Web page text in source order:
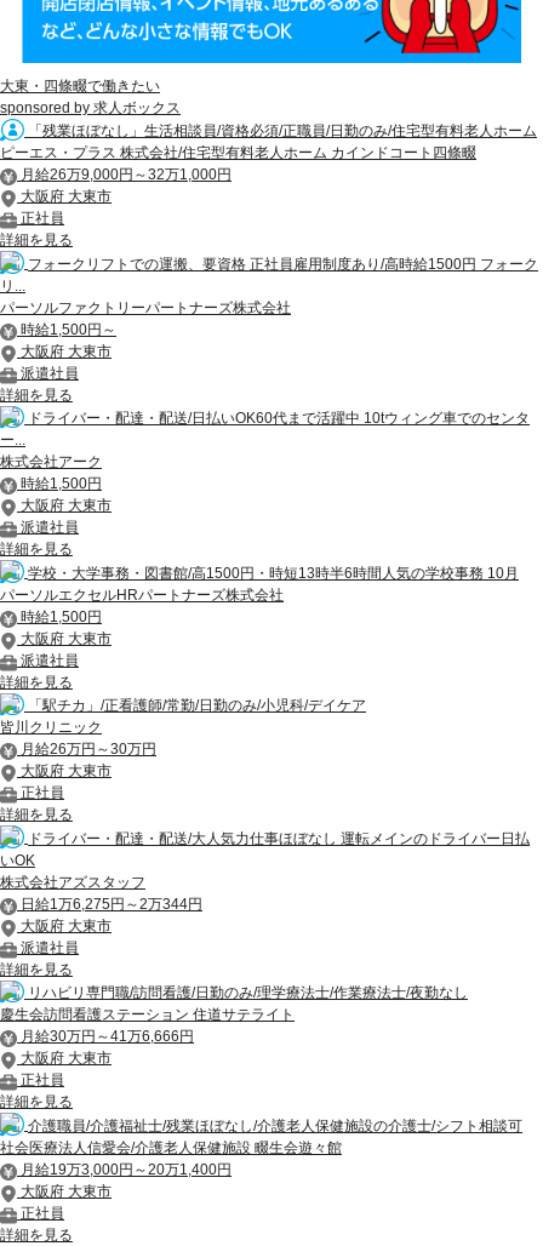
大東・四條畷で働きたい
sponsored by 求人ボックス
「残業ほぼなし」生活相談員/資格必須/正職員/日勤のみ/住宅型有料老人ホーム
ピーエス・プラス 株式会社/住宅型有料老人ホーム カインドコート四條畷
月給26万9,000円～32万1,000円
大阪府 大東市
正社員
詳細を見る
フォークリフトでの運搬、要資格 正社員雇用制度あり/高時給1500円 フォーク
リ...
パーソルファクトリーパートナーズ株式会社
時給1,500円～
大阪府 大東市
派遣社員
詳細を見る
ドライバー・配達・配送/日払いOK60代まで活躍中 10tウィング車でのセンタ
ー...
株式会社アーク
時給1,500円
大阪府 大東市
派遣社員
詳細を見る
学校・大学事務・図書館/高1500円・時短13時半6時間人気の学校事務 10月
パーソルエクセルHRパートナーズ株式会社
時給1,500円
大阪府 大東市
派遣社員
詳細を見る
「駅チカ」/正看護師/常勤/日勤のみ/小児科/デイケア
皆川クリニック
月給26万円～30万円
大阪府 大東市
正社員
詳細を見る
ドライバー・配達・配送/大人気力仕事ほぼなし 運転メインのドライバー日払
いOK
株式会社アズスタッフ
日給1万6,275円～2万344円
大阪府 大東市
派遣社員
詳細を見る
リハビリ専門職/訪問看護/日勤のみ/理学療法士/作業療法士/夜勤なし
慶生会訪問看護ステーション 住道サテライト
月給30万円～41万6,666円
大阪府 大東市
正社員
詳細を見る
介護職員/介護福祉士/残業ほぼなし/介護老人保健施設の介護士/シフト相談可
社会医療法人信愛会/介護老人保健施設 畷生会遊々館
月給19万3,000円～20万1,400円
大阪府 大東市
正社員
詳細を見る